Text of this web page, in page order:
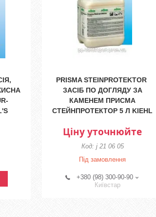
PRISMA STEINPROTEKTOR
ЗАСІБ ПО ДОГЛЯДУ ЗА
КАМЕНЕМ ПРИСМА
СТЕЙНПРОТЕКТОР 5 Л KIEHL
Ціну уточнюйте
j 21 06 05
Під замовлення
+380 (98) 300-90-90
Київстар